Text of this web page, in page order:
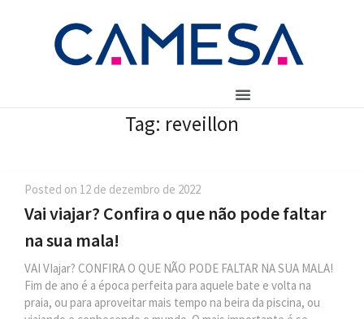
Tag: reveillon
Posted on 12 de dezembro de 2022
Vai viajar? Confira o que não pode faltar
na sua mala!
VAI VIajar? CONFIRA O QUE NÃO PODE FALTAR NA SUA MALA!
Fim de ano é a época perfeita para aquele bate e volta na
praia, ou para aproveitar mais tempo na beira da piscina, ou